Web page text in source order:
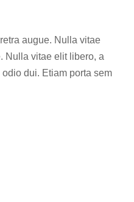
augue. Nulla vitae
Nulla vitae elit libero, a
dui. Etiam porta sem